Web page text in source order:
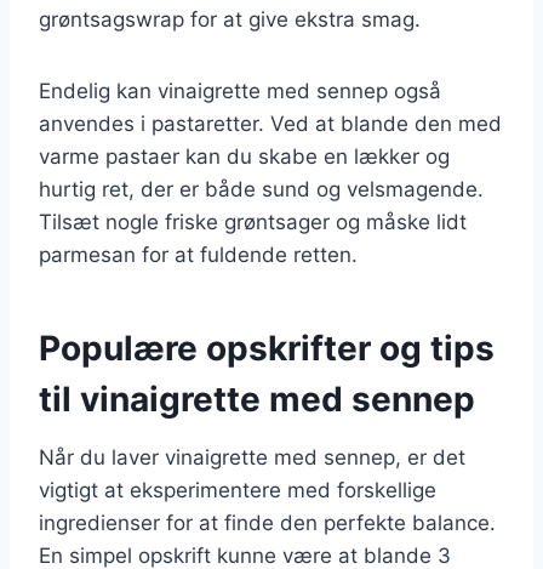
grøntsagswrap for at give ekstra smag.
Endelig kan vinaigrette med sennep også
anvendes i pastaretter. Ved at blande den med
varme pastaer kan du skabe en lækker og
hurtig ret, der er både sund og velsmagende.
Tilsæt nogle friske grøntsager og måske lidt
parmesan for at fuldende retten.
Populære opskrifter og tips
til vinaigrette med sennep
Når du laver vinaigrette med sennep, er det
vigtigt at eksperimentere med forskellige
ingredienser for at finde den perfekte balance.
En simpel opskrift kunne være at blande 3